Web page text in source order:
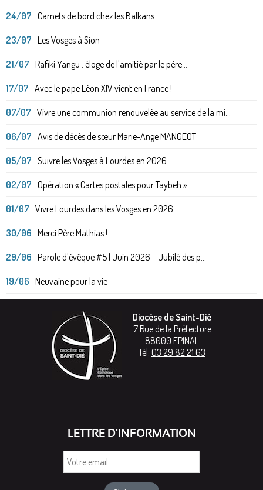
24/07 Carnets de bord chez les Balkans
23/07 Les Vosges à Sion
21/07 Rafiki Yangu : éloge de l'amitié par le père...
17/07 Avec le pape Léon XIV vient en France !
07/07 Vivre une communion renouvelée au service de la mi...
06/07 Avis de décès de sœur Marie-Ange MANGEOT
05/07 Suivre les Vosges à Lourdes en 2026
02/07 Opération « Cartes postales pour Taybeh »
01/07 Vivre Lourdes dans les Vosges en 2026
30/06 Merci Père Mathias !
29/06 Parole d'évêque #5 | Juin 2026 – Jubilé des p...
19/06 Neuvaine pour la vie
Diocèse de Saint-Dié
7 Rue de la Préfecture
88000 EPINAL
Tél: 03 29 82 21 63
LETTRE D'INFORMATION